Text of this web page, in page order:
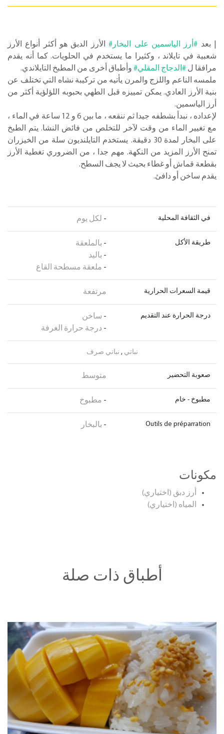
| بعد #أرز الياسمين على البخار#الأرز الدبق هو أكثر أنواع الأرز
شعبية في تايلاند ، وكثيرا ما يستخدم في الحلويات. كما أنه يقدم
مرافقا ل #الدجاج المقلي# وأطباق أخرى من المطبخ التايلاندي.
ملمسه الناعم واللزج والمرن يأتيه من تركيبة نشاه التي تختلف عن
بنية الأرز العادي. يمكن تمييزه قبل الطهي بحبوبه اللؤلؤية أكثر من
أرز الياسمين.
لإعداده ، نبدأ بشطفه جيدا ثم ننقعه ، ما بين 6 و 12 ساعة في الماء ،
مع تغيير الماء من وقت لآخر للتخلص من فائض النشا. يتم الطبخ
على البخار لمدة 30 دقيقة. يستخدم التايلنديون سلة من الخيزران
تمنح الأرز المزيد من النكهة. مهم جدا ، من الضروري تغطية الأرز
بقطعة قماش أو غطاء بحيث لا يجف السطح.
يقدم ساخن أو دافئ.
في الثقافة المحلية - لكل يوم
طريقة الأكل - بالملعقة
- باليد
- ملعقة مسطحة القاع
قيمة السعرات الحرارية مرتفعة
درجة الحرارة عند التقديم - ساخن
- درجة حرارة الغرفة
نباتي , نباتي صرف
صعوبة التحضير متوسط
مطبوخ - خام - مطبوخ
Outils de préparration
- بالبخار
مكونات
أرز دبق (اختياري)
المياه (اختياري)
أطباق ذات صلة